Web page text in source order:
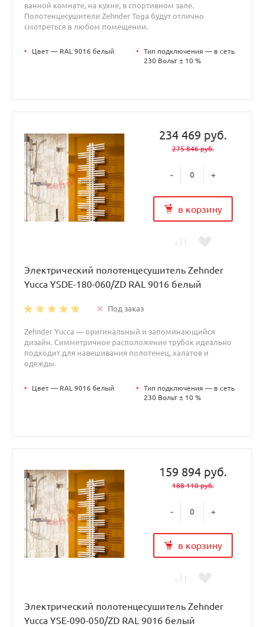
ванной комнате, на кухне, в спортивном зале.
Полотенцесушители Zehnder Toga будут отлично
смотреться в любом помещении.
• Цвет — RAL 9016 белый •
Тип подключения — в сеть
230 Вольт ± 10 %
234 469 руб.
275 846 руб.
- +
в корзину
Электрический полотенцесушитель Zehnder
Yucca YSDE-180-060/ZD RAL 9016 белый
Под заказ
Zehnder Yucca — оригинальный и запоминающийся
дизайн. Симметричное расположение трубок идеально
подходит для навешивания полотенец, халатов и
одежды.
• Цвет — RAL 9016 белый •
Тип подключения — в сеть
230 Вольт ± 10 %
159 894 руб.
188 110 руб.
- +
в корзину
Электрический полотенцесушитель Zehnder
Yucca YSE-090-050/ZD RAL 9016 белый